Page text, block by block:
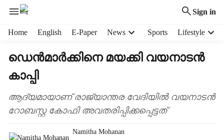
Sign in
Home English E-Paper News Sports Lifestyle
ഡെൻമാർക്കിനെ മയക്കി വയനാടൻ
കാപ്പി
ആദ്യമായാണ് രാജ്യാന്തര വേദിയില്‍ വയനാടന്‍
റോബസ്റ്റ കോഫി അവതരിപ്പിക്കപ്പെട്ടത്
Namitha Mohanan